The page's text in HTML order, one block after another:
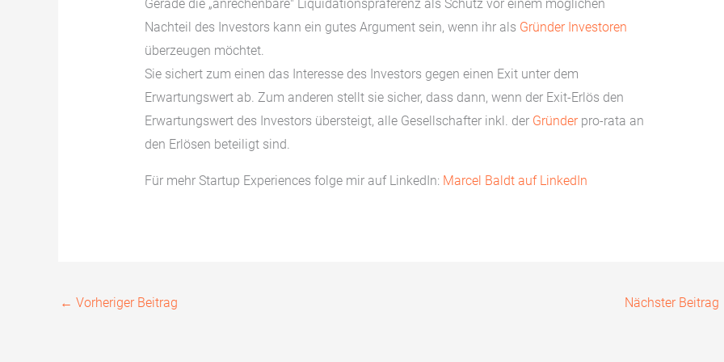
Gerade die „anrechenbare″ Liquidationspräferenz als Schutz vor einem möglichen
Nachteil des Investors kann ein gutes Argument sein, wenn ihr als Gründer Investoren
überzeugen möchtet.
Sie sichert zum einen das Interesse des Investors gegen einen Exit unter dem
Erwartungswert ab. Zum anderen stellt sie sicher, dass dann, wenn der Exit-Erlös den
Erwartungswert des Investors übersteigt, alle Gesellschafter inkl. der Gründerpro-rata an
den Erlösen beteiligt sind.
Für mehr Startup Experiences folge mir auf LinkedIn: Marcel Baldt auf LinkedIn
← Vorheriger Beitrag Nächster Beitrag